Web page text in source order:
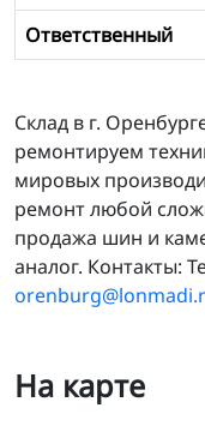
Ответственный
Склад в г.
ремонтируем
мировых
ремонт любой
продажа шин и
аналог. Контакты:
На карте